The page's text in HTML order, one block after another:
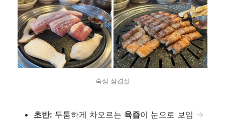
숙성 삼겹살
초반: 두툼하게 차오르는 육즙이 눈으로 보임 →